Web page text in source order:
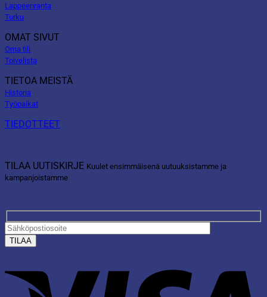
Lappeenranta
Turku
OMAT SIVUT
Oma tili
Toivelista
TIETOA MEISTÄ
Historia
Työpaikat
TIEDOTTEET
TILAA UUTISKIRJE Kuulet ensimmäisenä uutuuksistamme ja
kampanjoistamme